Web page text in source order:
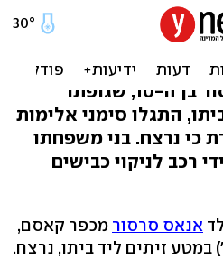
קאסם
על גופו של אנאס סרסור בן ה-10, שגופתו
התגלו סימני אלימות
כי נרצח. בני משפחתו
רכב לניקוי כבישים
אנאס סרסור מכפר קאסם,
זיתים ליד ביתו, נרצח.